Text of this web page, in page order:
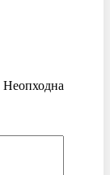
Неопходна